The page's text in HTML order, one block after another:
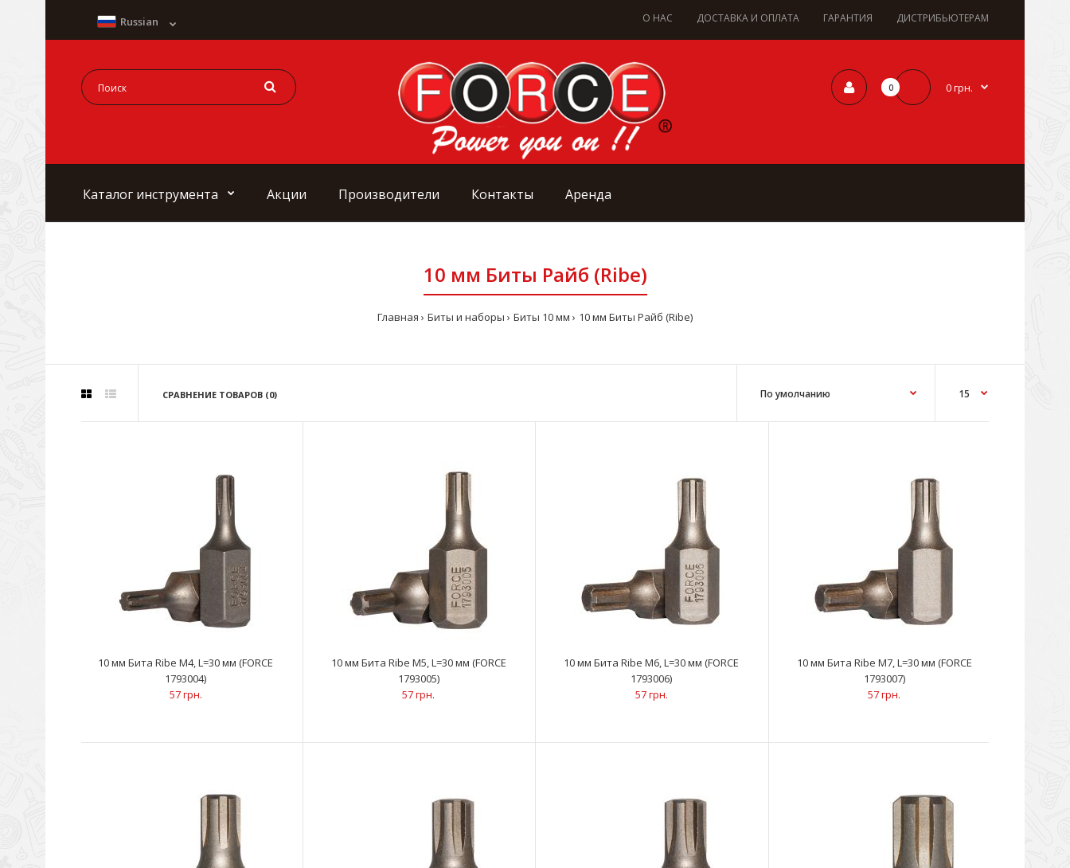
О НАС ДОСТАВКА И ОПЛАТА ГАРАНТИЯ ДИСТРИБЬЮТЕРАМ
Russian
0 0 грн.
Каталог инструмента Акции Производители Контакты Аренда
10 мм Биты Райб (Ribe)
Главная Биты и наборы Биты 10 мм 10 мм Биты Райб (Ribe)
СРАВНЕНИЕ ТОВАРОВ (0)
10 мм Бита Ribe M4, L=30 мм (FORCE 1793004)
10 мм Бита Ribe M4, L=30 мм (FORCE
1793004)
57 грн.
10 мм Бита Ribe M5, L=30 мм (FORCE
1793005)
57 грн.
10 мм Бита Ribe M6, L=30 мм (FORCE
1793006)
57 грн.
10 мм Бита Ribe M7, L=30 мм (FORCE
1793007)
57 грн.